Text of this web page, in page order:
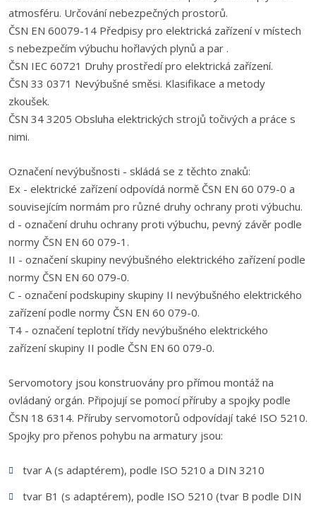
atmosféru. Určování nebezpečných prostorů.
ČSN EN 60079-14 Předpisy pro elektrická zařízení v místech
s nebezpečím výbuchu hořlavých plynů a par .
ČSN IEC 60721 Druhy prostředí pro elektrická zařízení.
ČSN 33 0371 Nevýbušné směsi. Klasifikace a metody
zkoušek.
ČSN 34 3205 Obsluha elektrických strojů točivých a práce s
nimi.
Označení nevýbušnosti - skládá se z těchto znaků:
Ex - elektrické zařízení odpovídá normě ČSN EN 60 079-0 a
souvisejícím normám pro různé druhy ochrany proti výbuchu.
d - označení druhu ochrany proti výbuchu, pevný závěr podle
normy ČSN EN 60 079-1.
II - označení skupiny nevýbušného elektrického zařízení podle
normy ČSN EN 60 079-0.
C - označení podskupiny skupiny II nevýbušného elektrického
zařízení podle normy ČSN EN 60 079-0.
T4 - označení teplotní třídy nevýbušného elektrického
zařízení skupiny II podle ČSN EN 60 079-0.
Servomotory jsou konstruovány pro přímou montáž na
ovládaný orgán. Připojují se pomocí příruby a spojky podle
ČSN 18 6314. Příruby servomotorů odpovídají také ISO 5210.
Spojky pro přenos pohybu na armatury jsou:
tvar A (s adaptérem), podle ISO 5210 a DIN 3210
tvar B1 (s adaptérem), podle ISO 5210 (tvar B podle DIN